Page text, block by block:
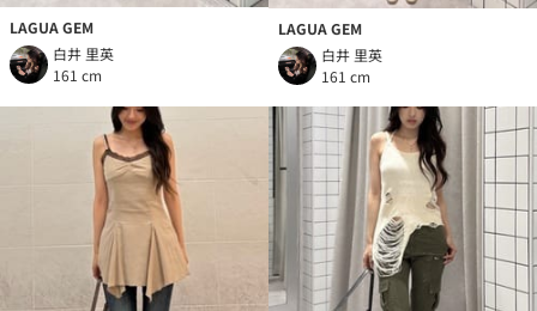
LAGUA GEM
白井 里英
161 cm
LAGUA GEM
白井 里英
161 cm